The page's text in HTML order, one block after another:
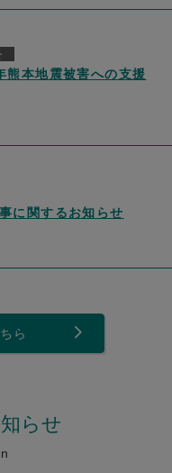
熊本地震被害への支援
に関するお知らせ
ちら
らせ